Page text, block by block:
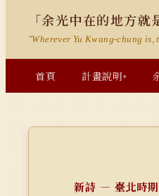
「余光中在的地方就
"Wherever Yu Kwang-chung
首頁 計畫說明▾
新詩 — 臺北時期